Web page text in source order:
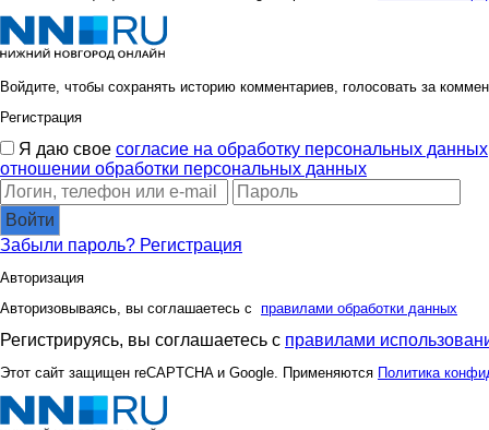
Войдите, чтобы сохранять историю комментариев, голосовать за
Регистрация
Я даю свое согласие на обработку персональных данных
отношении обработки персональных данных
Войти
Забыли пароль? Регистрация
Авторизация
Авторизовываясь, вы соглашаетесь с правилами обработки данных
Регистрируясь, вы соглашаетесь с правилами
Этот сайт защищен reCAPTCHA и Google. Применяются Политика